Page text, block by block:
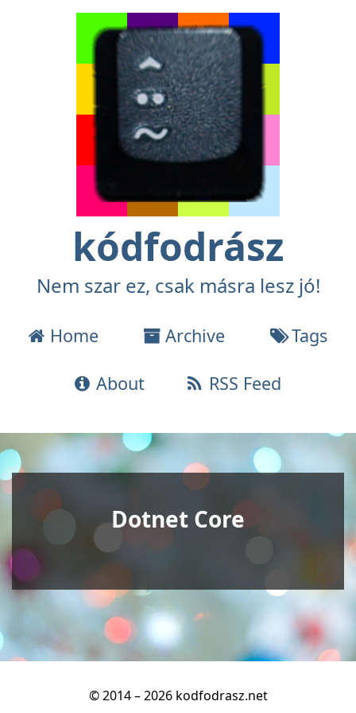
kódfodrász
Nem szar ez, csak másra lesz jó!
Home Archive Tags
About RSS Feed
Dotnet Core
© 2014 – 2026 kodfodrasz.net